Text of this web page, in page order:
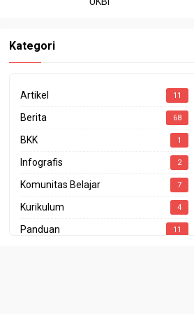
Kategori
Artikel 11
Berita 68
BKK 1
Infografis 2
Komunitas Belajar 7
Kurikulum 4
Panduan 11